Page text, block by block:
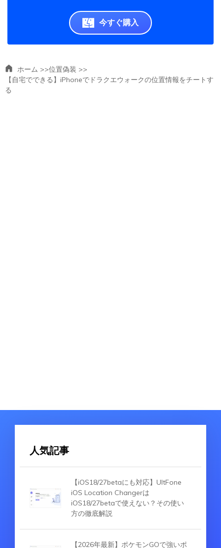
今すぐ購入
ホーム >>位置偽装 >>
【自宅でできる】iPhoneでドラクエウォークの位置情報をチートす
る
人気記事
【iOS18/27betaにも対応】UltFone
iOS Location Changerは
iOS18/27betaで使えない？その使い
方の徹底解説
【2026年最新】ポケモンGOで強いポ